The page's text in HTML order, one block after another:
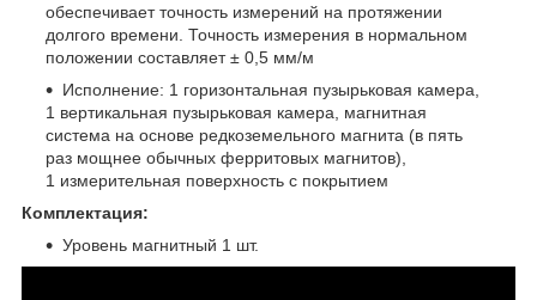
обеспечивает точность измерений на протяжении
долгого времени. Точность измерения в нормальном
положении составляет ± 0,5 мм/м
Исполнение: 1 горизонтальная пузырьковая камера,
1 вертикальная пузырьковая камера, магнитная
система на основе редкоземельного магнита (в пять
раз мощнее обычных ферритовых магнитов),
1 измерительная поверхность с покрытием
Комплектация:
Уровень магнитный 1 шт.